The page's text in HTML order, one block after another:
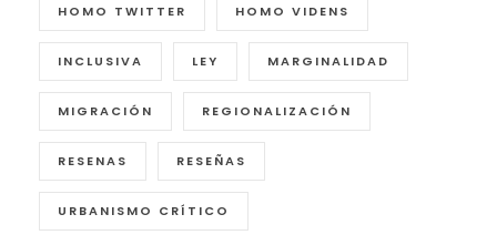
HOMO TWITTER HOMO VIDENS
INCLUSIVA LEY MARGINALIDAD
MIGRACIÓN REGIONALIZACIÓN
RESENAS RESEÑAS
URBANISMO CRÍTICO